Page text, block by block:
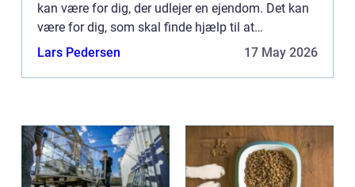
kan være for dig, der udlejer en ejendom. Det kan
være for dig, som skal finde hjælp til at
vedligeholde virksomhedens domicil. Som du nok
Lars Pedersen 17 May 2026